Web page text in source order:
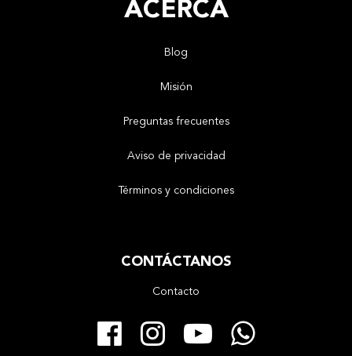
ACERCA
Blog
Misión
Preguntas frecuentes
Aviso de privacidad
Términos y condiciones
CONTÁCTANOS
Contacto
Facebook
Instagram
YouTube